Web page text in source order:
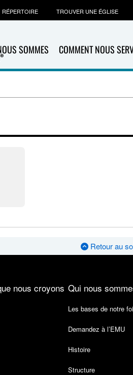
SOMMES COMMENT NOUS
RÉPERTOIRE TROUVER UNE ÉGLISE
Retour au
nous croyons Qui nous
Les bases de notre foi
Demandez à l’EMU
Histoire
Structure